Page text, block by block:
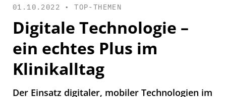
01.10.2022 •TOP-THEMEN
Digitale Technologie –
ein echtes Plus im
Klinikalltag
Der Einsatz digitaler, mobiler Technologien im